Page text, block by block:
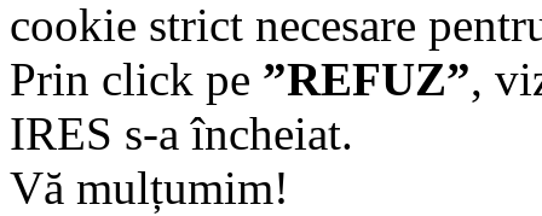
cookie strict necesare
Prin click pe ”REFUZ”,
IRES s-a încheiat.
Vă mulțumim!